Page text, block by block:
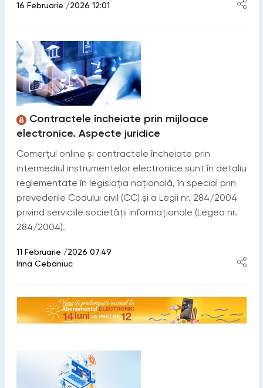
16 Februarie /2026 12:01
Contractele încheiate prin mijloace
electronice. Aspecte juridice
Comerțul online și contractele încheiate prin
intermediul instrumentelor electronice sunt în detaliu
reglementate în legislația națională, în special prin
prevederile Codului civil (CC) și a Legii nr. 284/2004
privind serviciile societății informaționale (Legea nr.
284/2004).
11 Februarie /2026 07:49
Irina Cebaniuc